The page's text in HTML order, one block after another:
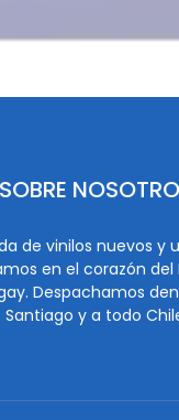
SOBRE
de vinilos nuevos y
en el corazón del
Despachamos
Santiago y a todo